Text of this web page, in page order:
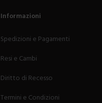
Informazioni
Spedizioni e Pagamenti
Resi e Cambi
Diritto di Recesso
Termini e Condizioni